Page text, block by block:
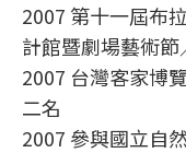
2007 第十一屆布
計館暨劇場藝術
2007 台灣客家博
二名
2007 參與國立自